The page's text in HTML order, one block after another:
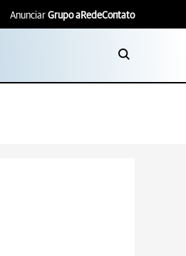
Anunciar Grupo aRedeContato